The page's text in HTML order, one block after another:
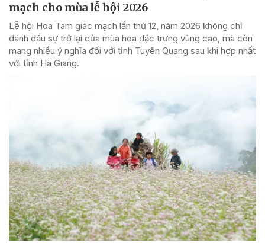
mạch cho mùa lễ hội 2026
Lễ hội Hoa Tam giác mạch lần thứ 12, năm 2026 không chỉ
đánh dấu sự trở lại của mùa hoa đặc trưng vùng cao, mà còn
mang nhiều ý nghĩa đối với tỉnh Tuyên Quang sau khi hợp nhất
với tỉnh Hà Giang.